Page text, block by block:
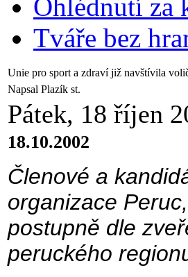
Ohlédnutí za
Tváře bez
Unie pro sport a zdraví již navštívila
Napsal Plazík st.
Pátek, 18 říjen
18.10.2002
Členové a
organizace
postupně dle
peruckého